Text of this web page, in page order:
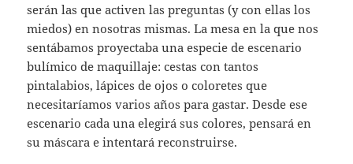
serán las que activen las preguntas (y con ellas los
miedos) en nosotras mismas. La mesa en la que nos
sentábamos proyectaba una especie de escenario
bulímico de maquillaje: cestas con tantos
pintalabios, lápices de ojos o coloretes que
necesitaríamos varios años para gastar. Desde ese
escenario cada una elegirá sus colores, pensará en
su máscara e intentará reconstruirse.